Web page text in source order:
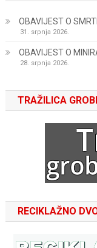
OBAVIJEST O
31. srpnja 2026.
OBAVIJEST O
28. srpnja 2026.
TRAŽILICA
RECIKLAŽNO